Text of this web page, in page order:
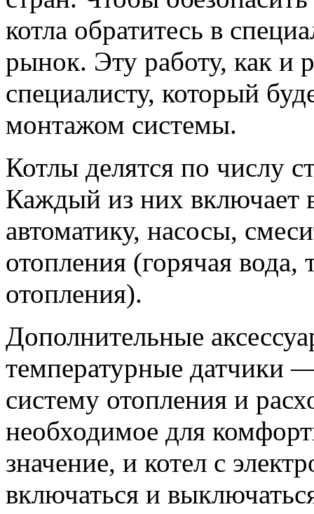
котла обратитесь в
рынок. Эту работу, как и
специалисту, который
монтажом системы.
Котлы делятся по числу
Каждый из них включает
автоматику, насосы,
отопления (горячая
отопления).
Дополнительные
температурные датчики
систему отопления и
необходимое для
значение, и котел с
включаться и